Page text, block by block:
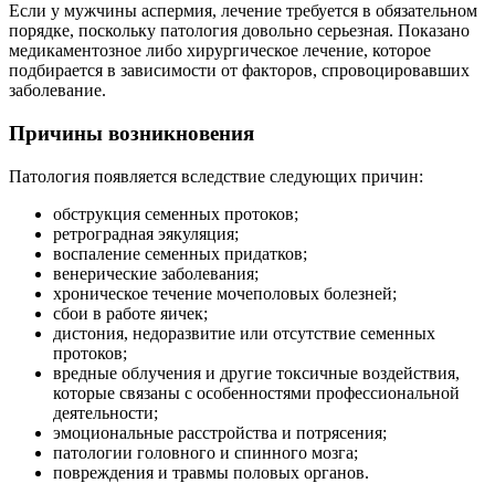
Если у мужчины аспермия, лечение требуется в обязательном
порядке, поскольку патология довольно серьезная. Показано
медикаментозное либо хирургическое лечение, которое
подбирается в зависимости от факторов, спровоцировавших
заболевание.
Причины возникновения
Патология появляется вследствие следующих причин:
обструкция семенных протоков;
ретроградная эякуляция;
воспаление семенных придатков;
венерические заболевания;
хроническое течение мочеполовых болезней;
сбои в работе яичек;
дистония, недоразвитие или отсутствие семенных
протоков;
вредные облучения и другие токсичные воздействия,
которые связаны с особенностями профессиональной
деятельности;
эмоциональные расстройства и потрясения;
патологии головного и спинного мозга;
повреждения и травмы половых органов.